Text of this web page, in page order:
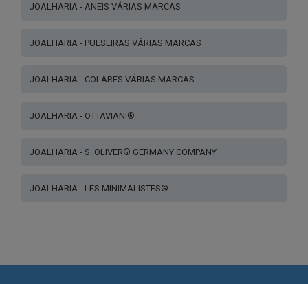
JOALHARIA - ANEIS VÁRIAS MARCAS
JOALHARIA - PULSEIRAS VÁRIAS MARCAS
JOALHARIA - COLARES VÁRIAS MARCAS
JOALHARIA - OTTAVIANI®
JOALHARIA - S. OLIVER® GERMANY COMPANY
JOALHARIA - LES MINIMALISTES®